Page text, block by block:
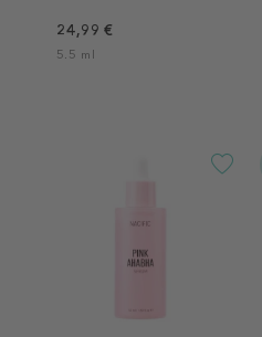
24,99 €
5.5 ml